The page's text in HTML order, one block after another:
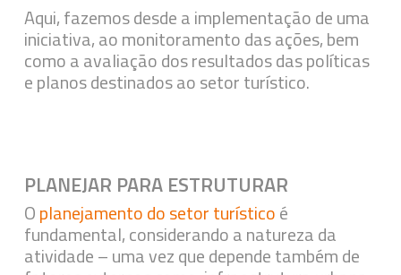
Aqui, fazemos desde a implementação de uma
iniciativa, ao monitoramento das ações, bem
como a avaliação dos resultados das políticas
e planos destinados ao setor turístico.
PLANEJAR PARA ESTRUTURAR
Oplanejamento do setor turísticoé
fundamental, considerando a natureza da
atividade – uma vez que depende também de